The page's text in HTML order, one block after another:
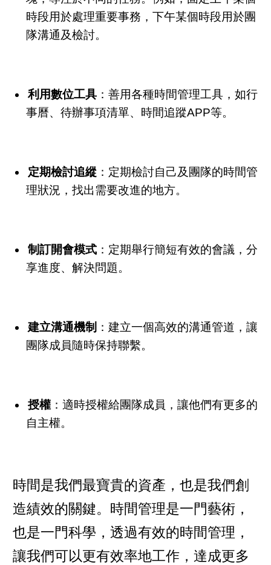
時段用於處理重要事務，下午某個時段用於團
隊溝通及檢討。
利用數位工具 ：善用各種時間管理工具，如行
事曆、待辦事項清單、時間追蹤APP等。
定期檢討追縱 ：定期檢討自己及團隊的時間管
理狀況，找出需要改進的地方。
制訂開會模式 ：定期舉行簡短有效的會議，分
享進度、解決問題。
建立溝通機制 ：建立一個高效的溝通管道，讓
團隊成員隨時保持聯繫。
授權 ：適時授權給團隊成員，讓他們有更多的
自主權。
時間是我們最寶貴的資產，也是我們創
造績效的關鍵。時間管理是一門藝術，
也是一門科學，透過有效的時間管理，
讓我們可以更有效率地工作，達成更多